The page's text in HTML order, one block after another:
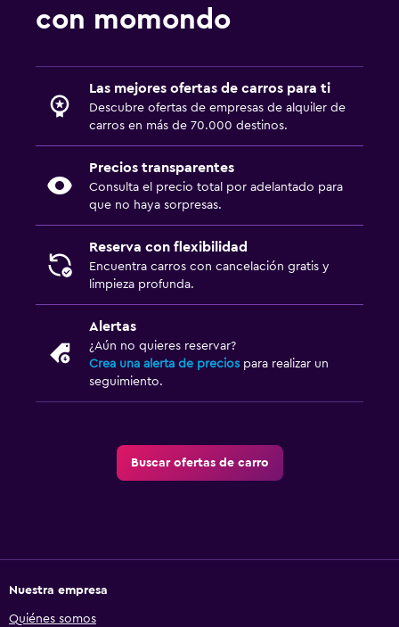
con momondo
Las mejores ofertas de carros para ti
Descubre ofertas de empresas de alquiler de
carros en más de 70.000 destinos.
Precios transparentes
Consulta el precio total por adelantado para
que no haya sorpresas.
Reserva con flexibilidad
Encuentra carros con cancelación gratis y
limpieza profunda.
Alertas
¿Aún no quieres reservar?
Crea una alerta de precios para realizar un
seguimiento.
Buscar ofertas de carro
Nuestra empresa
Quiénes somos